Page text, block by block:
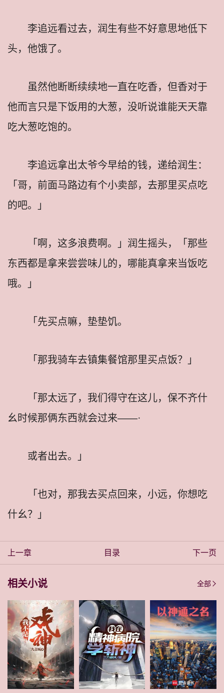
李追远看过去，润生有些不好意思地低下
头，他饿了。
虽然他断断续续地一直在吃香，但香对于
他而言只是下饭用的大葱，没听说谁能天天靠
吃大葱吃饱的。
李追远拿出太爷今早给的钱，递给润生：
「哥，前面马路边有个小卖部，去那里买点吃
的吧。」
「啊，这多浪费啊。」润生摇头，「那些
东西都是拿来尝尝味儿的，哪能真拿来当饭吃
哦。」
「先买点嘛，垫垫饥。
「那我骑车去镇集餐馆那里买点饭？」
「那太远了，我们得守在这儿，保不齐什
幺时候那俩东西就会过来——·
或者出去。」
「也对，那我去买点回来，小远，你想吃
什幺？」
上一章 目录 下一页
相关小说 全部